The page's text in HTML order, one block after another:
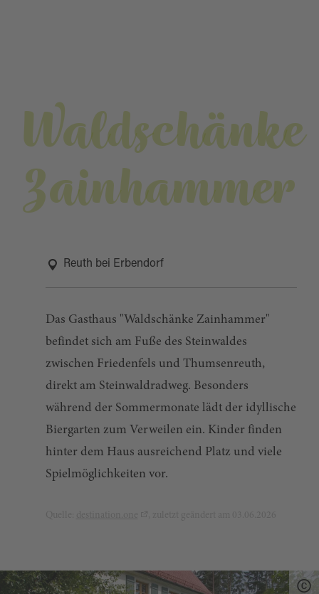
Waldschänke
Zainhammer
Reuth bei Erbendorf
Das Gasthaus "Waldschänke Zainhammer"
befindet sich am Fuße des Steinwaldes
zwischen Friedenfels und Thumsenreuth,
direkt am Steinwaldradweg. Besonders
während der Sommermonate lädt der idyllische
Biergarten zum Verweilen ein. Kinder finden
hinter dem Haus ausreichend Platz und viele
Spielmöglichkeiten vor.